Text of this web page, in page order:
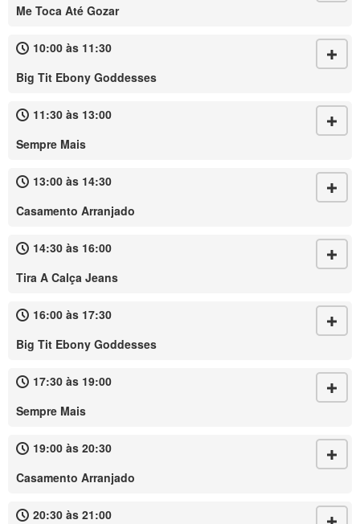
Me Toca Até Gozar
10:00 às 11:30
Big Tit Ebony Goddesses
11:30 às 13:00
Sempre Mais
13:00 às 14:30
Casamento Arranjado
14:30 às 16:00
Tira A Calça Jeans
16:00 às 17:30
Big Tit Ebony Goddesses
17:30 às 19:00
Sempre Mais
19:00 às 20:30
Casamento Arranjado
20:30 às 21:00